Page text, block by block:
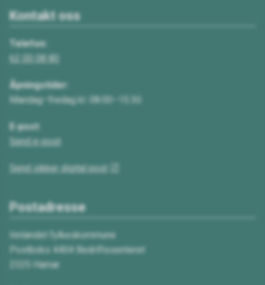
Kontakt oss
Telefon:
62 00 08 80
Åpningstider:
Mandag–fredag kl. 08.00–15.30
E-post:
Send e-post
Send sikker digital post
Postadresse
Innlandet fylkeskommune
Postboks 4404 Bedriftssenteret
2325 Hamar